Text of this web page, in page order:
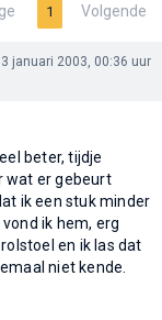
1 Volgende
3 januari 2003, 00:36 uur
beter, tijdje
wat er gebeurt
ik een stuk minder
ik hem, erg
en ik las dat
niet kende.